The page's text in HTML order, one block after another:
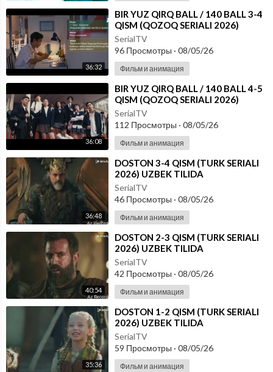
36:32
⁣⁣BIR YUZ QIRQ BALL / 140 BALL 3-4
QISM (QOZOQ SERIALI 2026)
UZBEK TILIDA
SerialTV
96 Просмотры · 08/05/26
Фильм и анимация
36:08
⁣⁣BIR YUZ QIRQ BALL / 140 BALL 4-5
QISM (QOZOQ SERIALI 2026)
UZBEK TILIDA
SerialTV
112 Просмотры · 08/05/26
Фильм и анимация
36:48
⁣DOSTON 3-4 QISM (TURK SERIALI
2026) UZBEK TILIDA
SerialTV
46 Просмотры · 08/05/26
Фильм и анимация
40:54
⁣DOSTON 2-3 QISM (TURK SERIALI
2026) UZBEK TILIDA
SerialTV
42 Просмотры · 08/05/26
Фильм и анимация
35:36
⁣DOSTON 1-2 QISM (TURK SERIALI
2026) UZBEK TILIDA
SerialTV
59 Просмотры · 08/05/26
Фильм и анимация